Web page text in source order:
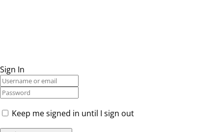
Sign In
Keep me signed in until I sign out